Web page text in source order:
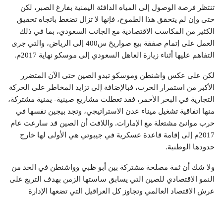
تنتظر فرصة الوصول إلى المياه الدافئة اليمنية بفارغ الصبر، لكن
حتى وإن لم يتحقق هذا الطموح، فإنها لا تزال تضغط باتجاه تحقيق
الكثير من المكاسب الاقتصادية مع الجانب السعودي، بما في ذلك
العمل على إتمام صفقة بيع صواريخ س400 إلى الرياض، والتي جرى
التفاهم عليها أثناء زيارة العاهل السعودي إلى موسكو نهاية 2017م.
لكن على عكس واشنطن وموسكو تبدو الصين حتى الآن المتضرر
الأكبر من استمرار الحرب، فبالإضافة إلى تزايد المخاطر على الحركة
التجارية في البحر الأحمر، فقد تعطلت مشاريع صينية- يمنية مشتركة،
منها اتفاقية تشغيل ميناء عدن الاستراتيجي، وتجد بيجين نفسها في
حرب موانئ مشتعلة مع الإمارات. واللافت أن الصين قد سارعت عام
2017م إلى إقامة قاعدة عسكرية في جيبوتي هي الأولى لها خارج
حدودها الوطنية.
ولا شك أن ثمة مصلحة مشتركة بين أبو ظبي وواشنطن في الحد من
النمو الاقتصادي للصين التي يسابق ساستها الزمن بهدف التربع على
عرش الاقتصاد العالمي وتجاوز كل العراقيل التي تضعها الإدارة